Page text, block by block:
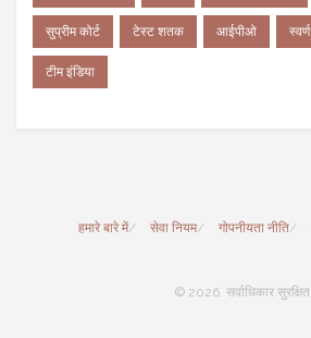
सुप्रीम कोर्ट टेस्ट शतक आईपीओ
टीम इंडिया
हमारे बारे में सेवा नियम गोपनीयता नीति
© 2026. सर्वाधिकार सुरक्षित|